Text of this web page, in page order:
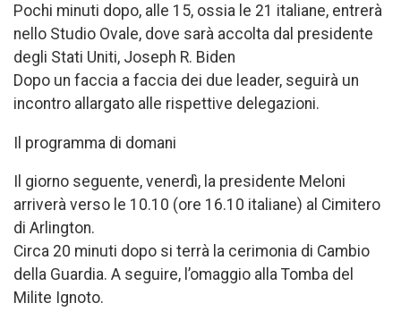
Pochi minuti dopo, alle 15, ossia le 21 italiane, entrerà
nello Studio Ovale, dove sarà accolta dal presidente
degli Stati Uniti, Joseph R. Biden
Dopo un faccia a faccia dei due leader, seguirà un
incontro allargato alle rispettive delegazioni.
Il programma di domani
Il giorno seguente, venerdì, la presidente Meloni
arriverà verso le 10.10 (ore 16.10 italiane) al Cimitero
di Arlington.
Circa 20 minuti dopo si terrà la cerimonia di Cambio
della Guardia. A seguire, l’omaggio alla Tomba del
Milite Ignoto.